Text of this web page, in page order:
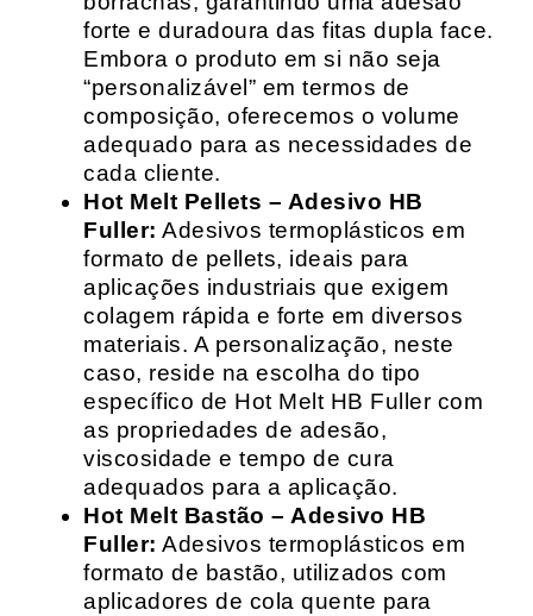
forte e duradoura das fitas dupla face.
Embora o produto em si não seja
“personalizável” em termos de
composição, oferecemos o volume
adequado para as necessidades de
cada cliente.
Hot Melt Pellets – Adesivo HB
Fuller: Adesivos termoplásticos em
formato de pellets, ideais para
aplicações industriais que exigem
colagem rápida e forte em diversos
materiais. A personalização, neste
caso, reside na escolha do tipo
específico de Hot Melt HB Fuller com
as propriedades de adesão,
viscosidade e tempo de cura
adequados para a aplicação.
Hot Melt Bastão – Adesivo HB
Fuller: Adesivos termoplásticos em
formato de bastão, utilizados com
aplicadores de cola quente para